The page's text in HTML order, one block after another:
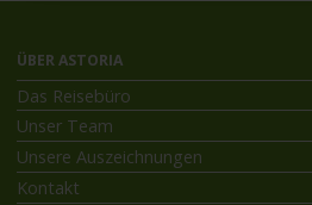
ÜBER ASTORIA
Das Reisebüro
Unser Team
Unsere Auszeichnungen
Kontakt